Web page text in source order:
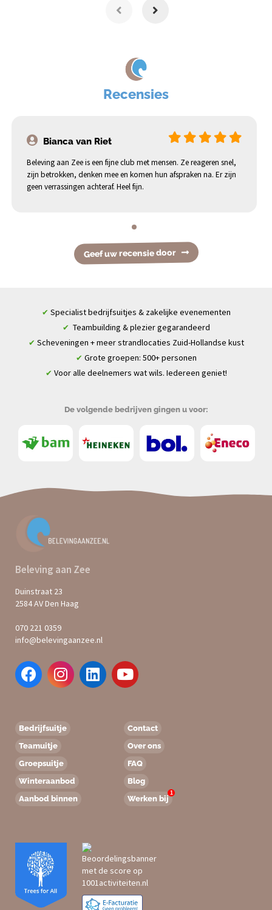
Recensies
Bianca van Riet
Beleving aan Zee is een fijne club met mensen. Ze reageren snel,
zijn betrokken, denken mee en komen hun afspraken na. Er zijn
geen verrassingen achteraf. Heel fijn.
Geef uw recensie door
✔ Specialist bedrijfsuitjes & zakelijke evenementen
✔ Teambuilding & plezier gegarandeerd
✔ Scheveningen + meer strandlocaties Zuid-Hollandse kust
✔ Grote groepen: 500+ personen
✔ Voor alle deelnemers wat wils. Iedereen geniet!
De volgende bedrijven gingen u voor:
Beleving aan Zee
Duinstraat 23
2584 AV Den Haag
070 221 0359
info@belevingaanzee.nl
Bedrijfsuitje
Teamuitje
Groepsuitje
Winteraanbod
Aanbod binnen
Contact
Over ons
FAQ
Blog
Werken bij
1